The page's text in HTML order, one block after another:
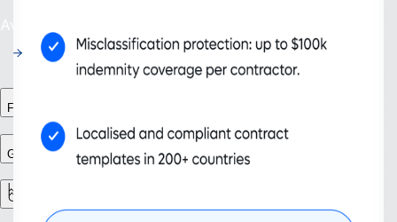
Availability: En cours
Flux RH
Gestion des effectifs